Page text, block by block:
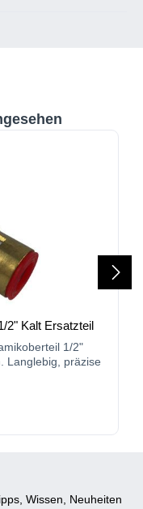
2" Kalt Ersatzteil
1/2"
Langlebig, präzise
Wissen, Neuheiten